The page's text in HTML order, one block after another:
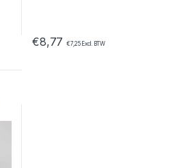
€8,77 €7,25Excl. BTW